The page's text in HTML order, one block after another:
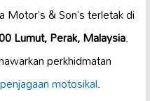
& Son’s terletak di
Lumut, Perak, Malaysia.
perkhidmatan
penjagaan motosikal.